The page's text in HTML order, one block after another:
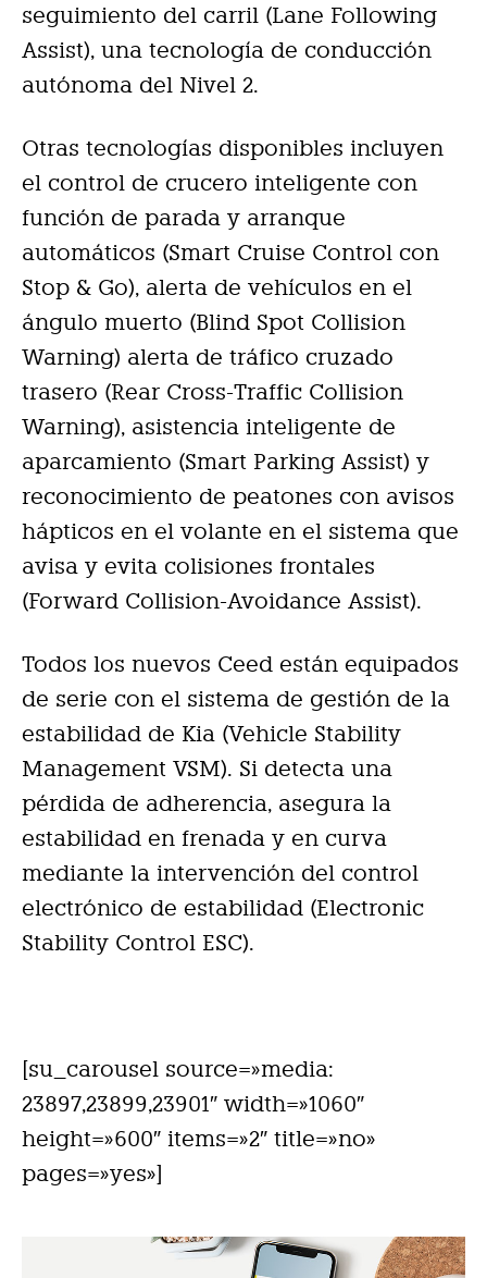
seguimiento del carril (Lane Following
Assist), una tecnología de conducción
autónoma del Nivel 2.
Otras tecnologías disponibles incluyen
el control de crucero inteligente con
función de parada y arranque
automáticos (Smart Cruise Control con
Stop & Go), alerta de vehículos en el
ángulo muerto (Blind Spot Collision
Warning) alerta de tráfico cruzado
trasero (Rear Cross-Traffic Collision
Warning), asistencia inteligente de
aparcamiento (Smart Parking Assist) y
reconocimiento de peatones con avisos
hápticos en el volante en el sistema que
avisa y evita colisiones frontales
(Forward Collision-Avoidance Assist).
Todos los nuevos Ceed están equipados
de serie con el sistema de gestión de la
estabilidad de Kia (Vehicle Stability
Management VSM). Si detecta una
pérdida de adherencia, asegura la
estabilidad en frenada y en curva
mediante la intervención del control
electrónico de estabilidad (Electronic
Stability Control ESC).
[su_carousel source=»media:
23897,23899,23901″ width=»1060″
height=»600″ items=»2″ title=»no»
pages=»yes»]